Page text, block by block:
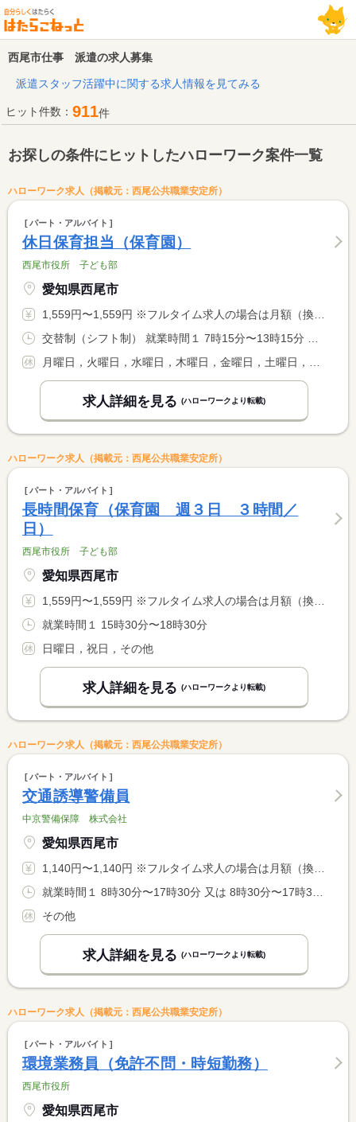
西尾市仕事 派遣の求人募集
派遣スタッフ活躍中に関する求人情報を見てみる
ヒット件数： 911件
お探しの条件にヒットしたハローワーク案件一覧
ハローワーク求人（掲載元：西尾公共職業安定所）
パート・アルバイト
休日保育担当（保育園）
西尾市役所 子ども部
愛知県西尾市
1,559円〜1,559円 ※フルタイム求人の場合は月額（換算額）、パート求人の場合は時間額を表示しています。
求人詳細を見る (ハローワークより転載)
ハローワーク求人（掲載元：西尾公共職業安定所）
パート・アルバイト
長時間保育（保育園 週３日 ３時間／
日）
西尾市役所 子ども部
愛知県西尾市
1,559円〜1,559円 ※フルタイム求人の場合は月額（換算額）、パート求人の場合は時間額を表示しています。
就業時間１ 15時30分〜18時30分
日曜日，祝日，その他
求人詳細を見る (ハローワークより転載)
ハローワーク求人（掲載元：西尾公共職業安定所）
パート・アルバイト
交通誘導警備員
中京警備保障 株式会社
愛知県西尾市
1,140円〜1,140円 ※フルタイム求人の場合は月額（換算額）、パート求人の場合は時間額を表示しています。
その他
求人詳細を見る (ハローワークより転載)
ハローワーク求人（掲載元：西尾公共職業安定所）
パート・アルバイト
環境業務員（免許不問・時短勤務）
西尾市役所
愛知県西尾市